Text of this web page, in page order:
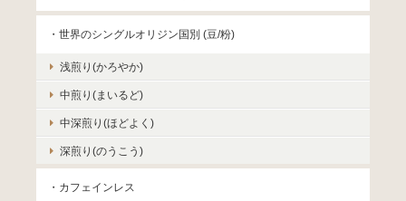
・世界のシングルオリジン国別 (豆/粉)
浅煎り(かろやか)
中煎り(まいるど)
中深煎り(ほどよく)
深煎り(のうこう)
・カフェインレス